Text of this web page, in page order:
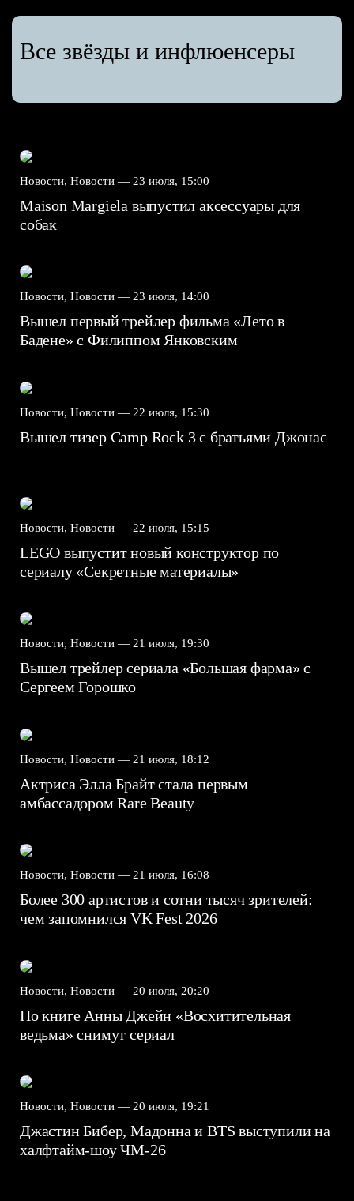
Все звёзды и инфлюенсеры
Новости, Новости — 23 июля, 15:00
Maison Margiela выпустил аксессуары для
собак
Новости, Новости — 23 июля, 14:00
Вышел первый трейлер фильма «Лето в
Бадене» с Филиппом Янковским
Новости, Новости — 22 июля, 15:30
Вышел тизер Camp Rock 3 с братьями Джонас
Новости, Новости — 22 июля, 15:15
LEGO выпустит новый конструктор по
сериалу «Секретные материалы»
Новости, Новости — 21 июля, 19:30
Вышел трейлер сериала «Большая фарма» с
Сергеем Горошко
Новости, Новости — 21 июля, 18:12
Актриса Элла Брайт стала первым
амбассадором Rare Beauty
Новости, Новости — 21 июля, 16:08
Более 300 артистов и сотни тысяч зрителей:
чем запомнился VK Fest 2026
Новости, Новости — 20 июля, 20:20
По книге Анны Джейн «Восхитительная
ведьма» снимут сериал
Новости, Новости — 20 июля, 19:21
Джастин Бибер, Мадонна и BTS выступили на
халфтайм-шоу ЧМ-26